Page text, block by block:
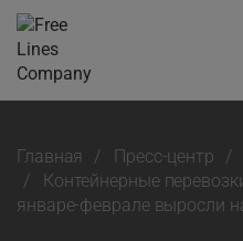
Главная Пресс-центр
Контейнерные
январе-феврале выросли